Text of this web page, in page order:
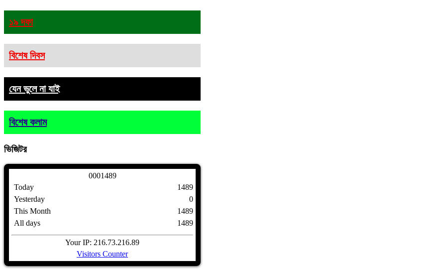
১৯ দফা
বিশেষ দিবস
যেন ভুলে না যাই
বিশেষ কলাম
ভিজিটর
0001489
Today
Yesterday
This Month
All days
1489
0
1489
1489
Your IP: 216.73.216.89
Visitors Counter